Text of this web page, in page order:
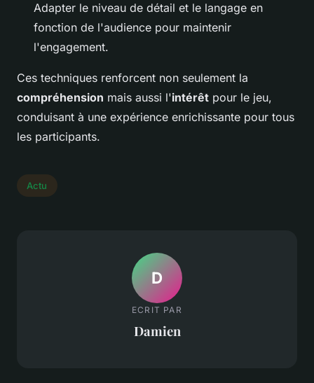
Adapter le niveau de détail et le langage en
fonction de l'audience pour maintenir
l'engagement.
Ces techniques renforcent non seulement la
compréhension mais aussi l'intérêt pour le jeu,
conduisant à une expérience enrichissante pour tous
les participants.
Actu
D
ECRIT PAR
Damien